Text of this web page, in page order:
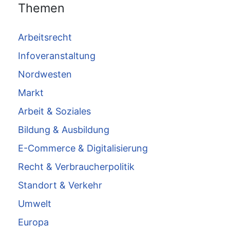
Themen
Arbeitsrecht
Infoveranstaltung
Nordwesten
Markt
Arbeit & Soziales
Bildung & Ausbildung
E-Commerce & Digitalisierung
Recht & Verbraucherpolitik
Standort & Verkehr
Umwelt
Europa